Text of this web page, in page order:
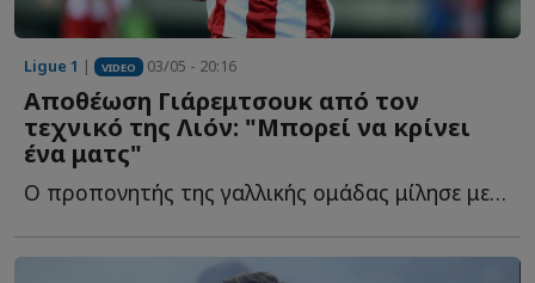
Ligue 1 | VIDEO 03/05 - 20:16
Αποθέωση Γιάρεμτσουκ από τον
τεχνικό της Λιόν: "Μπορεί να κρίνει
ένα ματς"
Ο προπονητής της γαλλικής ομάδας μίλησε με τα καλύτερα λ...